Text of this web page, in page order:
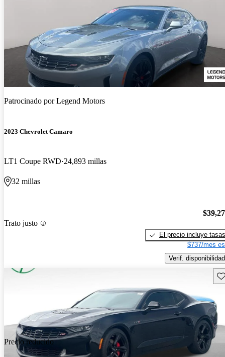
Patrocinado porLegend Motors
2023 Chevrolet Camaro
LT1 Coupe RWD 24,893 millas
32 millas
Trato justo
El precio incluye tasas
$737/mes
Verif. disponibilidad
Precio reducido